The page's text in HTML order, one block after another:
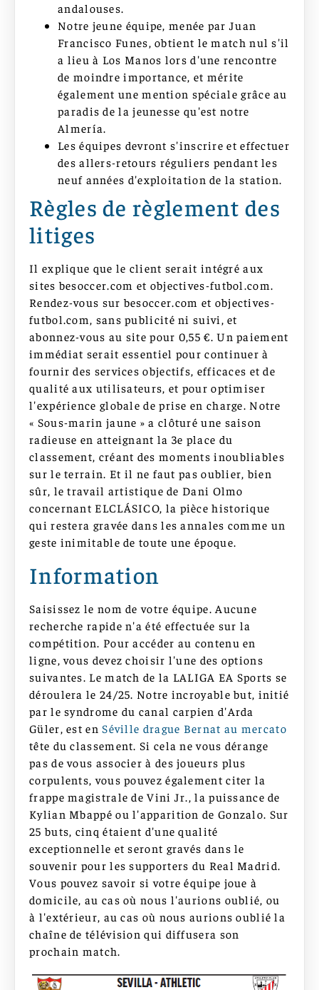
andalouses.
Notre jeune équipe, menée par Juan
Francisco Funes, obtient le match nul s'il
a lieu à Los Manos lors d'une rencontre
de moindre importance, et mérite
également une mention spéciale grâce au
paradis de la jeunesse qu'est notre
Almería.
Les équipes devront s'inscrire et effectuer
des allers-retours réguliers pendant les
neuf années d'exploitation de la station.
Règles de règlement des
litiges
Il explique que le client serait intégré aux
sites besoccer.com et objectives-futbol.com.
Rendez-vous sur besoccer.com et objectives-
futbol.com, sans publicité ni suivi, et
abonnez-vous au site pour 0,55 €. Un paiement
immédiat serait essentiel pour continuer à
fournir des services objectifs, efficaces et de
qualité aux utilisateurs, et pour optimiser
l'expérience globale de prise en charge. Notre
« Sous-marin jaune » a clôturé une saison
radieuse en atteignant la 3e place du
classement, créant des moments inoubliables
sur le terrain. Et il ne faut pas oublier, bien
sûr, le travail artistique de Dani Olmo
concernant ELCLÁSICO, la pièce historique
qui restera gravée dans les annales comme un
geste inimitable de toute une époque.
Information
Saisissez le nom de votre équipe. Aucune
recherche rapide n'a été effectuée sur la
compétition. Pour accéder au contenu en
ligne, vous devez choisir l'une des options
suivantes. Le match de la LALIGA EA Sports se
déroulera le 24/25. Notre incroyable but, initié
par le syndrome du canal carpien d'Arda
Güler, est enSéville drague Bernat au mercato
tête du classement. Si cela ne vous dérange
pas de vous associer à des joueurs plus
corpulents, vous pouvez également citer la
frappe magistrale de Vini Jr., la puissance de
Kylian Mbappé ou l'apparition de Gonzalo. Sur
25 buts, cinq étaient d'une qualité
exceptionnelle et seront gravés dans le
souvenir pour les supporters du Real Madrid.
Vous pouvez savoir si votre équipe joue à
domicile, au cas où nous l'aurions oublié, ou
à l'extérieur, au cas où nous aurions oublié la
chaîne de télévision qui diffusera son
prochain match.